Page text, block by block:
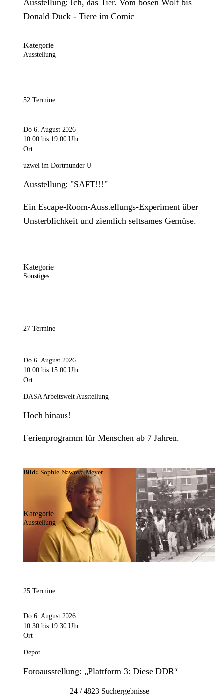
Ausstellung: Ich, das Tier. Vom bösen Wolf bis
Donald Duck - Tiere im Comic
Kategorie
Ausstellung
52 Termine
Do 6. August 2026
10:00 bis 19:00 Uhr
Ort
uzwei im Dortmunder U
Ausstellung: "SAFT!!!"
Ein Escape-Room-Ausstellungs-Experiment über
Unsterblichkeit und ziemlich seltsames Gemüse.
Kategorie
Sonstiges
27 Termine
Do 6. August 2026
10:00 bis 15:00 Uhr
Ort
DASA Arbeitswelt Ausstellung
Hoch hinaus!
Ferienprogramm für Menschen ab 7 Jahren.
Bild: Sophie Nawova Meyer
Kategorie
Ausstellung
25 Termine
Do 6. August 2026
10:30 bis 19:30 Uhr
Ort
Depot
Fotoausstellung: „Plattform 3: Diese DDR“
24 / 4823 Suchergebnisse